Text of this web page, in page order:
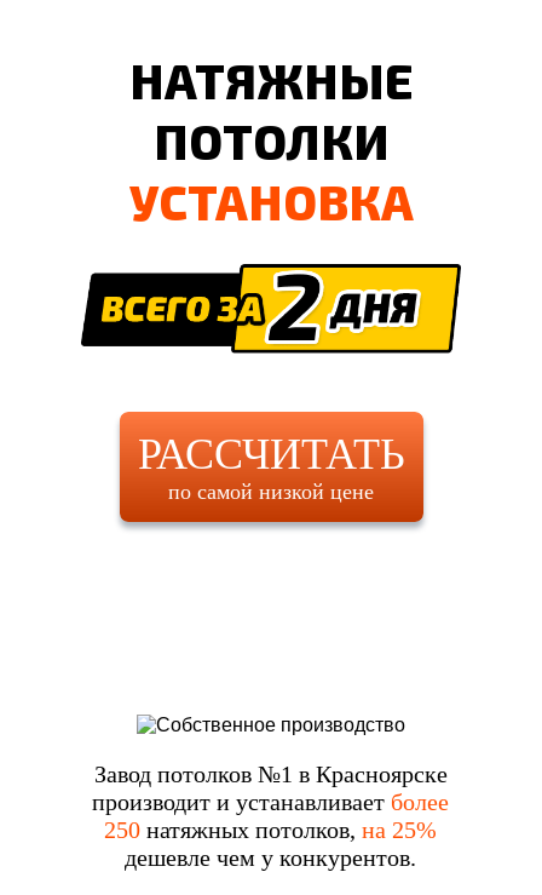
НАТЯЖНЫЕ
ПОТОЛКИ
УСТАНОВКА
РАССЧИТАТЬ
по самой низкой цене
Завод потолков №1 в Красноярске
производит и устанавливает более
250натяжных потолков,на 25%
дешевле чем у конкурентов.